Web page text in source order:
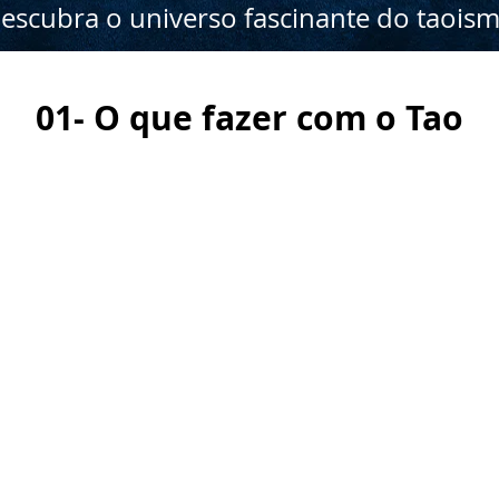
o universo fascinante do
01- O que fazer com o Tao